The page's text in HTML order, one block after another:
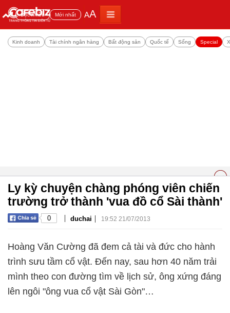
Đọc nhiều Mới nhất AA
Kinh doanh Tài chính ngân hàng Bất động sản Quốc tế Sống Special
Ly kỳ chuyện chàng phóng viên chiến
trường trở thành 'vua đồ cổ Sài thành'
0 | duchai | 19:52 21/07/2013
Hoàng Văn Cường đã đem cả tài và đức cho hành
trình sưu tầm cổ vật. Đến nay, sau hơn 40 năm trải
mình theo con đường tìm về lịch sử, ông xứng đáng
lên ngôi "ông vua cổ vật Sài Gòn"…